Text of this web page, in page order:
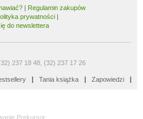
| Regulamin zakupów
prywatności |
do newslettera
237 18 48, (32) 237 17 26
Tania książka Zapowiedzi
Prekursor